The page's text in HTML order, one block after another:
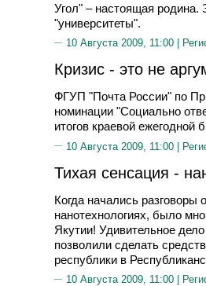
Угол" – настоящая родина.
"университеты".
10 Августа 2009, 11:00 |
Кризис - это не
ФГУП "Почта России" по
номинации "Социально
итогов краевой ежегодной
10 Августа 2009, 11:00 |
Тихая сенсация -
Когда начались разговоры
нанотехнологиях, было
Якутии! Удивительное
позволили сделать
республики в
10 Августа 2009, 11:00 |